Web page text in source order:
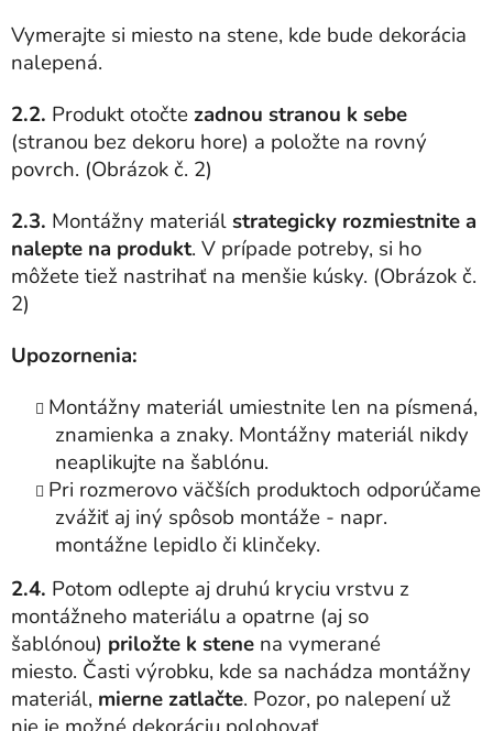
Vymerajte si miesto na stene, kde bude dekorácia
nalepená.
2.2. Produkt otočte zadnou stranou k sebe
(stranou bez dekoru hore) a položte na rovný
povrch. (Obrázok č. 2)
2.3. Montážny materiálstrategicky rozmiestnite a
nalepte na produkt. V prípade potreby, si ho
môžete tiež nastrihať na menšie kúsky. (Obrázok č.
2)
Upozornenia:
Montážny materiál umiestnite len na písmená,
znamienka a znaky. Montážny materiál nikdy
neaplikujte na šablónu.
Pri rozmerovo väčších produktoch odporúčame
zvážiť aj iný spôsob montáže - napr.
montážne lepidlo či klinčeky.
2.4. Potom odlepte aj druhú kryciu vrstvu z
montážneho materiálu a opatrne (aj so
šablónou) priložte k stene na vymerané
miesto. Časti výrobku, kde sa nachádza montážny
materiál, mierne zatlačte. Pozor, po nalepení už